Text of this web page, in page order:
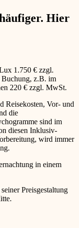
Hier
1.750 € zzgl.
Buchung, z.B. im
220 € zzgl. MwSt.
Reisekosten, Vor- und
die
sind im
diesen Inklusiv-
wird immer
in einem
Preisgestaltung